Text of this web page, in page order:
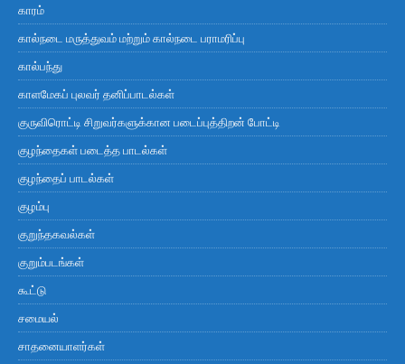
காரம்
கால்நடை மருத்துவம் மற்றும் கால்நடை பராமரிப்பு
கால்பந்து
காளமேகப் புலவர் தனிப்பாடல்கள்
குருவிரொட்டி சிறுவர்களுக்கான படைப்புத்திறன் போட்டி
குழந்தைகள் படைத்த பாடல்கள்
குழந்தைப் பாடல்கள்
குழம்பு
குறுந்தகவல்கள்
குறும்படங்கள்
கூட்டு
சமையல்
சாதனையாளர்கள்